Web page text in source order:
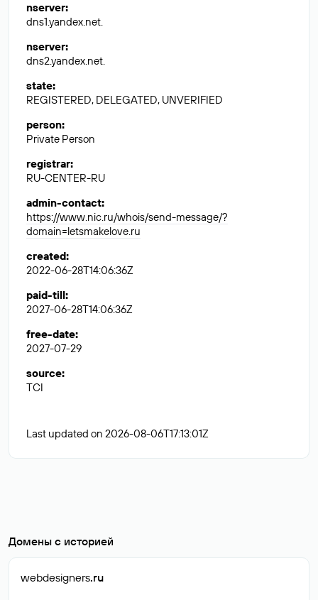
nserver:
dns1.yandex.net.
nserver:
dns2.yandex.net.
state:
REGISTERED, DELEGATED, UNVERIFIED
person:
Private Person
registrar:
RU-CENTER-RU
admin-contact:
https://www.nic.ru/whois/send-message/?
domain=letsmakelove.ru
created:
2022-06-28T14:06:36Z
paid-till:
2027-06-28T14:06:36Z
free-date:
2027-07-29
source:
TCI
Last updated on 2026-08-06T17:13:01Z
Домены с историей
webdesigners.ru